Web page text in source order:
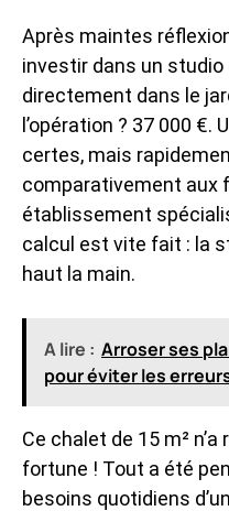
Après maintes
investir dans un studio
directement dans le
l’opération ? 37 000 €.
certes, mais
comparativement aux
établissement
calcul est vite fait : la
haut la main.
A lire : Arroser ses
pour éviter les
Ce chalet de 15 m² n’a
fortune ! Tout a été
besoins quotidiens